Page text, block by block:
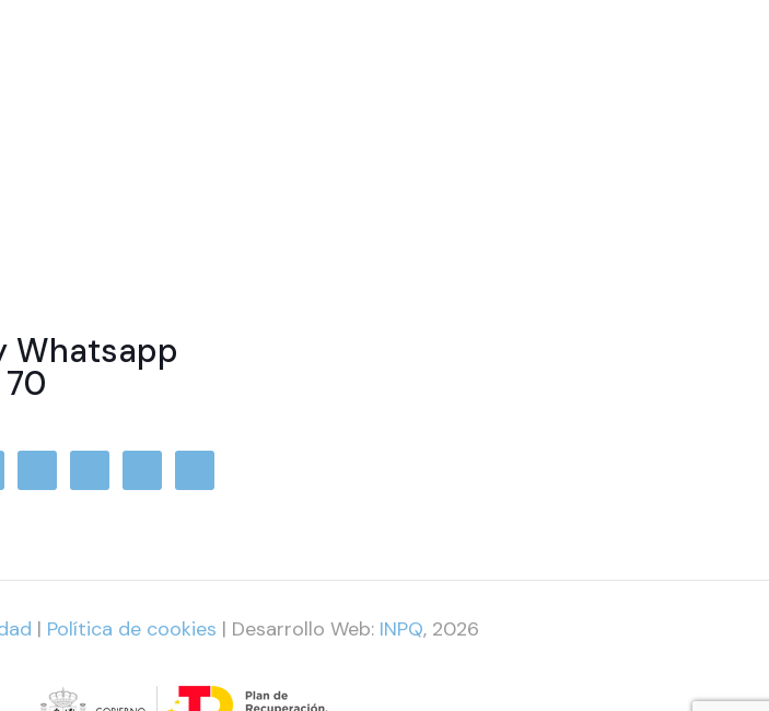
Whatsapp
70
| Política de cookies | Desarrollo Web: INPQ, 2026